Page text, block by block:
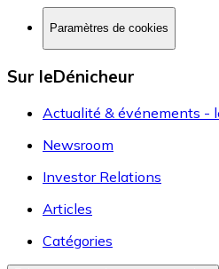
Paramètres de cookies
Sur leDénicheur
Actualité & événements -
Newsroom
Investor Relations
Articles
Catégories